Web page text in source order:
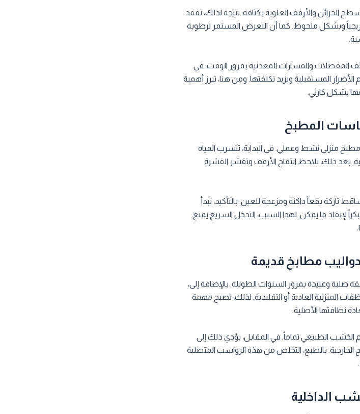
الخزائن والأرفف العلوية بكثافة. نتيجة لذلك، تفقد
وبشكل ملحوظ. كما أن التعرض المستمر لرطوبة
المفصلات والمسارات المعدنية بمرور الوقت. في
المستقبلية ويزيد تكلفتها. ومن هنا، تبرز أهمية
بشكل كارثي.
المطبخ
منزلي نشط وعملي. في البداية، تتسرب المياه
بعد ذلك، نلاحظ انتفاخ الأرفف وتقشر القشرة
بقعاً داكنة ومزعجة للعين. بالتأكيد، تبدأ
لإنقاذ ما يمكن. لهذا السبب، التدخل السريع يمنع
مطابخ قديمة
وعنيدة بمرور السنوات الطويلة. بالإضافة إلى،
المنزلية العادية أو التقليدية. لذلك، تصبح مهمة
نظافتها الأصلية.
الطبيعي تماماً. في المقابل، يؤدي ذلك إلى
بالطبع، التخلص من هذه الرواسب المتصلبة
الداخلية